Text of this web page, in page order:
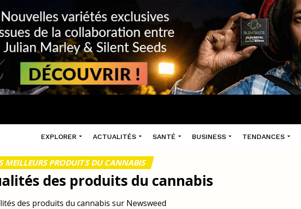
EXPLORER ACTUALITÉS SANTÉ BUSINESS TENDANCES
MEILLEURS PRODUITS DU CANNABIS
des produits du cannabis
des produits du cannabis sur Newsweed